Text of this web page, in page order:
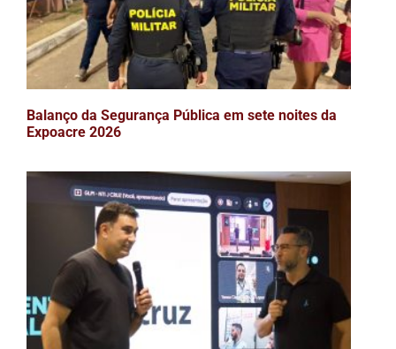
Balanço da Segurança Pública em sete noites da
Expoacre 2026